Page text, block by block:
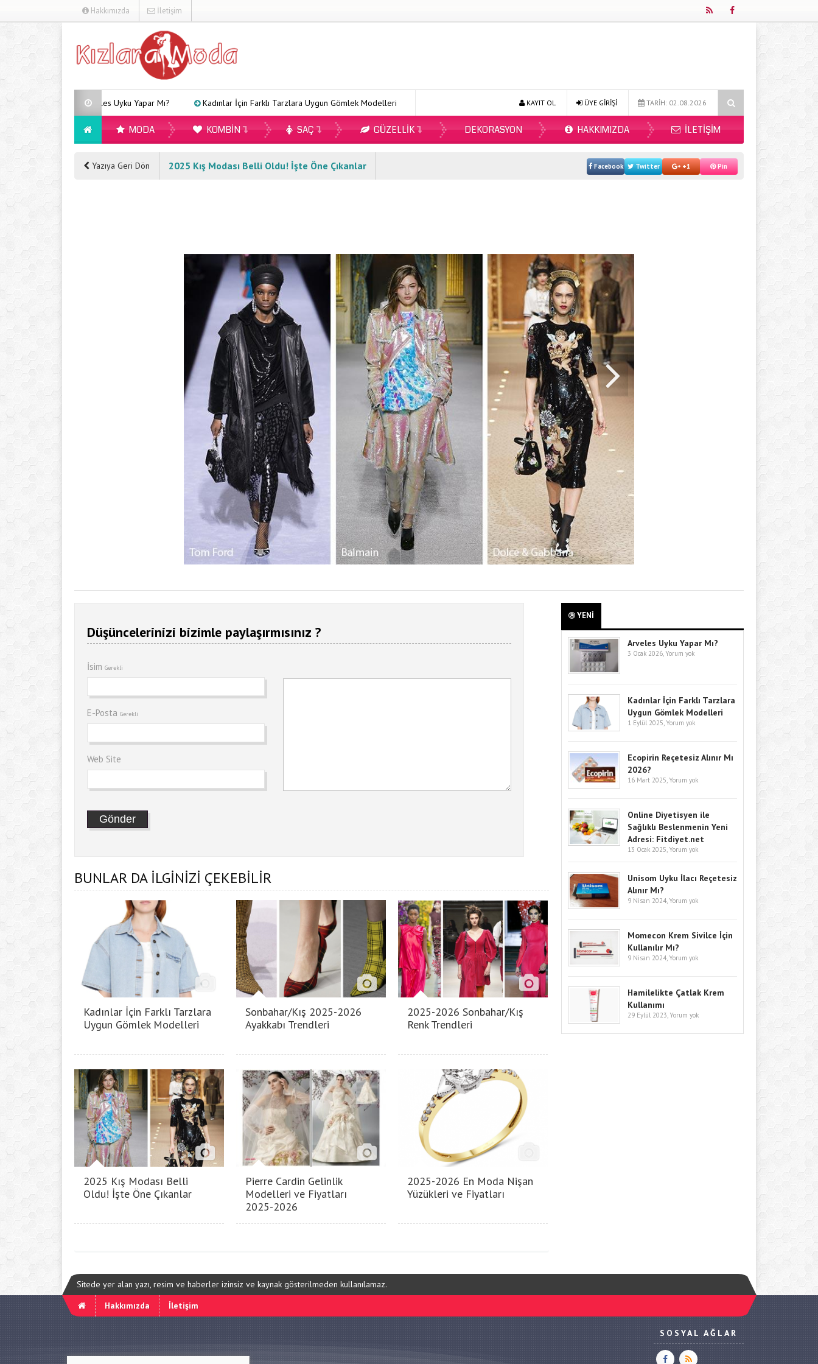
Hakkımızda İletişim
Arveles Uyku Yapar Mı? Kadınlar İçin Farklı Tarzlara Uygun Gömlek Modelleri Ecopirin Reçetesiz Alınır Mı 2026? Online Diyetisyen ile Sağlıklı Beslenmenin Yeni Adresi: Fitdiyet.net
TARİH: 02.08.2026
ÜYE GİRİŞİ
KAYIT OL
MODA KOMBIN SAÇ GÜZELLIK DEKORASYON HAKKIMIZDA İLETIŞIM
Yazıya Geri Dön 2025 Kış Modası Belli Oldu! İşte Öne Çıkanlar Facebook Twitter +1 Pin
Düşüncelerinizi bizimle paylaşırmısınız ?
İsim Gerekli
E-Posta Gerekli
Web Site
BUNLAR DA İLGİNİZİ ÇEKEBİLİR
Kadınlar İçin Farklı Tarzlara
Uygun Gömlek Modelleri
Sonbahar/Kış 2025-2026
Ayakkabı Trendleri
2025-2026 Sonbahar/Kış
Renk Trendleri
2025 Kış Modası Belli
Oldu! İşte Öne Çıkanlar
Pierre Cardin Gelinlik
Modelleri ve Fiyatları
2025-2026
2025-2026 En Moda Nişan
Yüzükleri ve Fiyatları
YENİ
Arveles Uyku Yapar Mı?
3 Ocak 2026, Yorum yok
Kadınlar İçin Farklı Tarzlara
Uygun Gömlek Modelleri
1 Eylül 2025, Yorum yok
Ecopirin Reçetesiz Alınır Mı
2026?
16 Mart 2025, Yorum yok
Online Diyetisyen ile
Sağlıklı Beslenmenin Yeni
Adresi: Fitdiyet.net
13 Ocak 2025, Yorum yok
Unisom Uyku İlacı Reçetesiz
Alınır Mı?
9 Nisan 2024, Yorum yok
Momecon Krem Sivilce İçin
Kullanılır Mı?
9 Nisan 2024, Yorum yok
Hamilelikte Çatlak Krem
Kullanımı
29 Eylül 2023, Yorum yok
Sitede yer alan yazı, resim ve haberler izinsiz ve kaynak gösterilmeden kullanılamaz.
Hakkımızda
İletişim
SOSYAL AĞLAR